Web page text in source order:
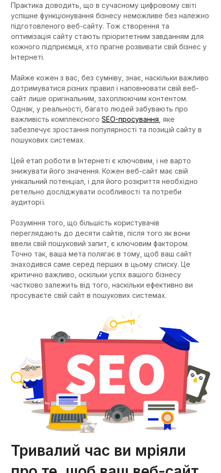
Практика доводить, що в сучасному цифровому світі
успішне функціонування бізнесу неможливе без належно
підготовленого веб-сайту. Тож створення та
оптимізація сайту стають пріоритетним завданням для
кожного підприємця, хто прагне розвивати свій бізнес у
Інтернеті.
Майже кожен з вас, без сумніву, знає, наскільки важливо
дотримуватися різних правил і наповнювати свій веб-
сайт лише оригінальним, захоплюючим контентом.
Однак, у реальності, багато людей забувають про
важливість комплексногоSEO-просування , яке
забезпечує зростання популярності та позицій сайту в
пошукових системах.
Цей етап роботи в Інтернеті є ключовим, і не варто
знижувати його значення. Кожен веб-сайт має свій
унікальний потенціал, і для його розкриття необхідно
ретельно досліджувати особливості та потреби
аудиторії.
Розуміння того, що більшість користувачів
переглядають до десяти сайтів, після того як вони
ввели свій пошуковий запит, є ключовим фактором.
Точно так, ваша мета полягає в тому, щоб ваш сайт
знаходився саме серед перших в цьому списку. Це
критично важливо, оскільки успіх вашого бізнесу
частково залежить від того, наскільки ефективно ви
просуваєте свій сайт в пошукових системах.
Тривалий час ви мріяли